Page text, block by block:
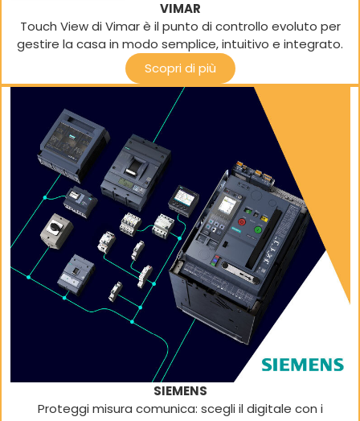
VIMAR
Touch View di Vimar è il punto di controllo evoluto per
gestire la casa in modo semplice, intuitivo e integrato.
Scopri di più
SIEMENS
Proteggi misura comunica: scegli il digitale con i